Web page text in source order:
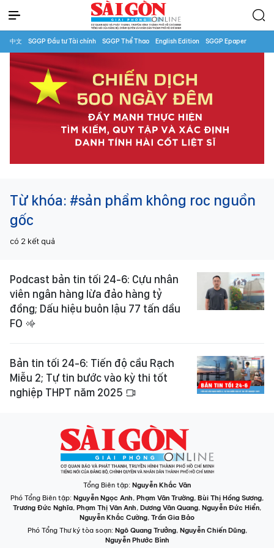
中文 SGGP Đầu tư Tài chính SGGP Thể Thao English Edition SGGP Epaper
Từ khóa: #sản phẩm không roc nguồn
gốc
có 2 kết quả
Podcast bản tin tối 24-6: Cựu nhân
viên ngân hàng lừa đảo hàng tỷ
đồng; Dấu hiệu buôn lậu 77 tấn dầu
FO
Bản tin tối 24-6: Tiến độ cầu Rạch
Miễu 2; Tự tin bước vào kỳ thi tốt
nghiệp THPT năm 2025
Tổng Biên tập: Nguyễn Khắc Văn
Phó Tổng Biên tập: Nguyễn Ngọc Anh, Phạm Văn Trường, Bùi Thị Hồng Sương,
Trương Đức Nghĩa, Phạm Thị Vân Anh, Dương Văn Quang, Nguyễn Đức Hiển,
Nguyễn Khắc Cường, Trần Gia Bảo
Phó Tổng Thư ký tòa soạn: Ngô Quang Trưởng, Nguyễn Chiến Dũng,
Nguyễn Phước Bình